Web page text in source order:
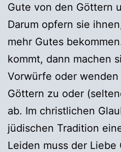
Gute von den Göttern
Darum opfern sie
mehr Gutes
kommt, dann machen
Vorwürfe oder
Göttern zu oder
ab. Im christlichen
jüdischen Tradition
Leiden muss der